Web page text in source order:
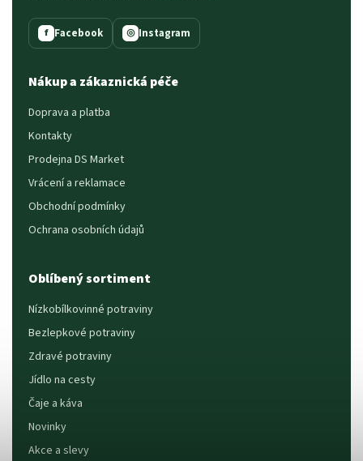
f Facebook ◎ Instagram
Nákup a zákaznická péče
Doprava a platba
Kontakty
Prodejna DS Market
Vrácení a reklamace
Obchodní podmínky
Ochrana osobních údajů
Oblíbený sortiment
Nízkobílkovinné potraviny
Bezlepkové potraviny
Zdravé potraviny
Jídlo na cesty
Čaje a káva
Novinky
Akce a slevy